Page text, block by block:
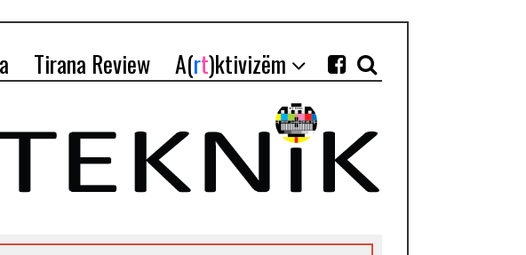
Tirana Review A(rt)ktivizëm